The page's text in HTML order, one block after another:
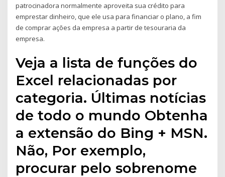
patrocinadora normalmente aproveita sua crédito para
emprestar dinheiro, que ele usa para financiar o plano, a fim
de comprar ações da empresa a partir de tesouraria da
empresa.
Veja a lista de funções do
Excel relacionadas por
categoria. Últimas notícias
de todo o mundo Obtenha
a extensão do Bing + MSN.
Não, Por exemplo,
procurar pelo sobrenome